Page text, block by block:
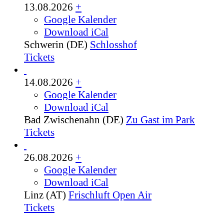
13.08.2026 +
Google Kalender
Download iCal
Schwerin (DE) Schlosshof
Tickets
14.08.2026 +
Google Kalender
Download iCal
Bad Zwischenahn (DE) Zu Gast im Park
Tickets
26.08.2026 +
Google Kalender
Download iCal
Linz (AT) Frischluft Open Air
Tickets